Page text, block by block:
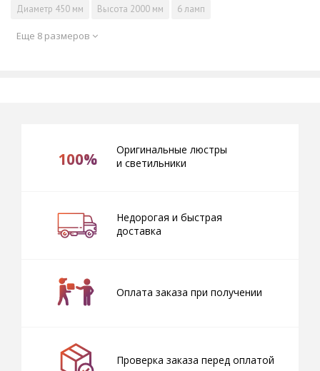
Диаметр 450 мм Высота 2000 мм 6 ламп
Еще 8 размеров
100%
Оригинальные люстры
и светильники
Недорогая и быстрая
доставка
Оплата заказа при получении
Проверка заказа перед оплатой